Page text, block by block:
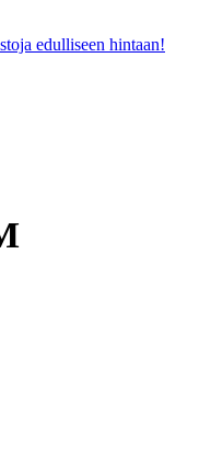
edulliseen hintaan!